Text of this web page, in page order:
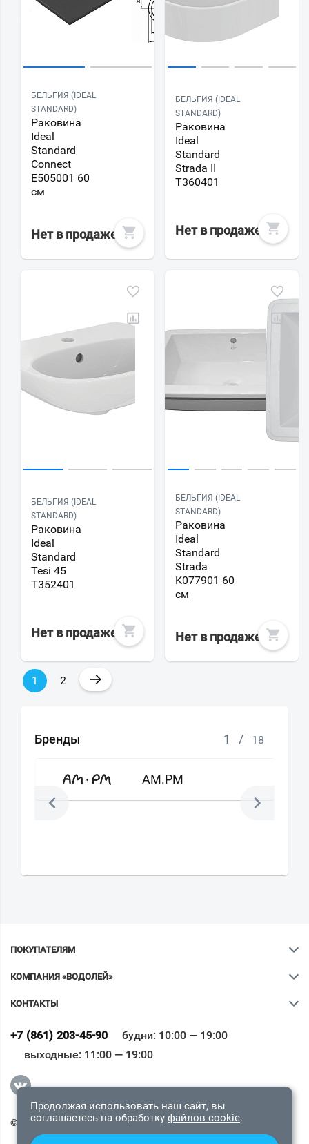
БЕЛЬГИЯ (IDEAL
STANDARD)
Раковина
Ideal
Standard
Connect
E505001 60
см
Нет в продаже
БЕЛЬГИЯ (IDEAL
STANDARD)
Раковина
Ideal
Standard
Strada II
T360401
Нет в продаже
БЕЛЬГИЯ (IDEAL
STANDARD)
Раковина
Ideal
Standard
Tesi 45
T352401
Нет в продаже
БЕЛЬГИЯ (IDEAL
STANDARD)
Раковина
Ideal
Standard
Strada
K077901 60
см
Нет в продаже
1 2 →
Бренды 1 / 18
AM.PM
ПОКУПАТЕЛЯМ
КОМПАНИЯ «ВОДОЛЕЙ»
КОНТАКТЫ
+7 (861) 203-45-90
будни: 10:00 — 19:00
выходные: 11:00 — 19:00
© 2009-2026 «Водолей Онлайн». Все права защищены.
Всё верно
Продолжая использовать наш сайт, вы
соглашаетесь на обработку файлов cookie.